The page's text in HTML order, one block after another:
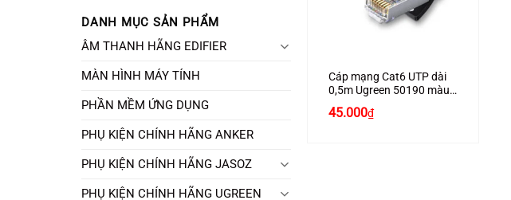
DANH MỤC SẢN PHẨM
ÂM THANH HÃNG EDIFIER
MÀN HÌNH MÁY TÍNH
PHẦN MỀM ỨNG DỤNG
PHỤ KIỆN CHÍNH HÃNG ANKER
PHỤ KIỆN CHÍNH HÃNG JASOZ
PHỤ KIỆN CHÍNH HÃNG UGREEN
Cáp mạng Cat6 UTP dài
0,5m Ugreen 50190 màu
45.000₫